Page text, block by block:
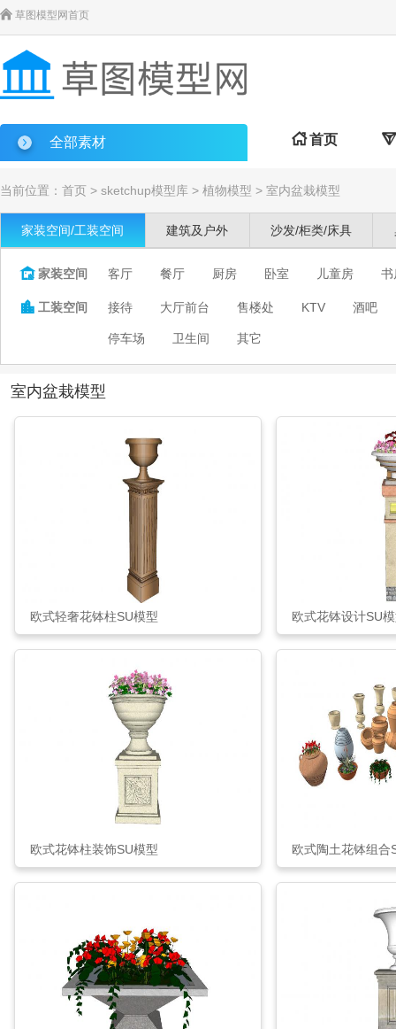
 草图模型网首页
全部素材 首页 
当前位置： 首页 > sketchup模型库 > 植物模型 > 室内盆栽模型
家装空间/工装空间 建筑及户外 沙发/柜类/床具
家装空间 客厅 餐厅 厨房 卧室 儿童房 书
 工装空间 接待 大厅前台 售楼处 KTV 酒吧
停车场 卫生间 其它
室内盆栽模型
欧式轻奢花钵柱SU模型 欧式花钵设计SU
欧式花钵柱装饰SU模型 欧式陶土花钵组合